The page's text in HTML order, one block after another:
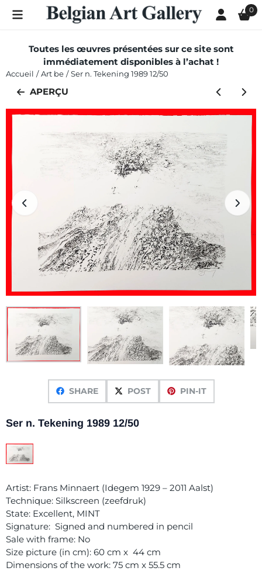
Les préférences de cookies sont actuellement fermées. 0
Toutes les œuvres présentées sur ce site sont
immédiatement disponibles à l’achat !
Accueil / Art be / Ser n. Tekening 1989 12/50
APERÇU
SHARE POST PIN-IT
Ser n. Tekening 1989 12/50
Artist: Frans Minnaert (Idegem 1929 – 2011 Aalst)
Technique: Silkscreen (zeefdruk)
State: Excellent, MINT
Signature: Signed and numbered in pencil
Sale with frame: No
Size picture (in cm): 60 cm x 44 cm
Dimensions of the work: 75 cm x 55.5 cm